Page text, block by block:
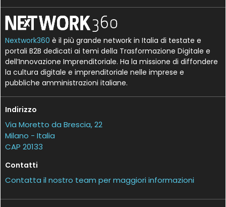
Nextwork360 è il più grande network in Italia di testate e
portali B2B dedicati ai temi della Trasformazione Digitale e
dell’Innovazione Imprenditoriale. Ha la missione di diffondere
la cultura digitale e imprenditoriale nelle imprese e
pubbliche amministrazioni italiane.
Indirizzo
Via Moretto da Brescia, 22
Milano - Italia
CAP 20133
Contatti
Contatta il nostro team per maggiori informazioni